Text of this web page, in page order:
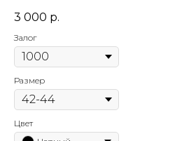
3 000 р.
Залог
Размер
Цвет